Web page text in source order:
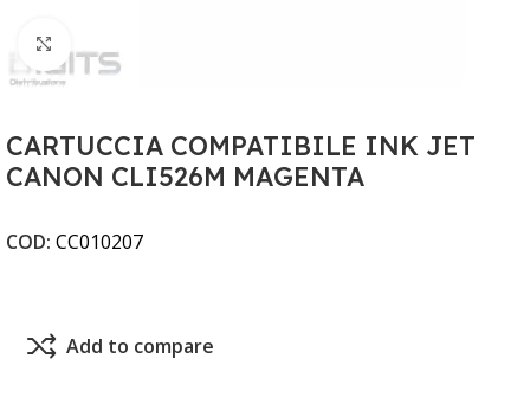
CARTUCCIA COMPATIBILE INK JET
CANON CLI526M MAGENTA
COD: CC010207
Add to compare